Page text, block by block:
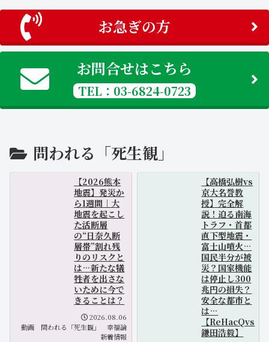
お急ぎの方
お問合せはこちら
TEL：03-6824-0723
問われる「死生観」
【2026熊本
地震】発災か
ら1週間｜大
地震を起こし
た活断層
の“日奈久断
層帯”割れ残
りのリスクと
は…新たな犠
牲者を出さな
いために今で
きることは？
2026.08.06
動画
問われる「死生観」
幸福論
新着情報
【高橋弘樹vs
京大名誉教
授】完全解
説！迫る南海
トラフ・首都
直下型地震・
富士山噴火…
国民半分が被
災？国家機能
は停止し300
兆円の損失？
安全な都市と
は…
【ReHacQvs
鎌田浩毅】